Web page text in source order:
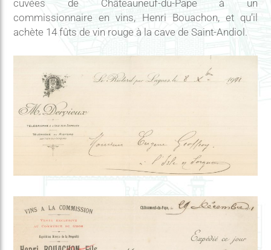
commissionnaire en vins, Henri Bouachon, et qu’il
achète 14 fûts de vin rouge à la cave de Saint-Andiol.